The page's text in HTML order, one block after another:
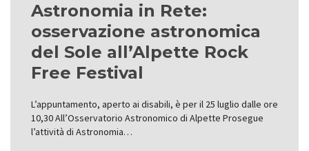
Astronomia in Rete:
osservazione astronomica
del Sole all’Alpette Rock
Free Festival
L’appuntamento, aperto ai disabili, è per il 25 luglio dalle ore
10,30 All’Osservatorio Astronomico di Alpette Prosegue
l’attività di Astronomia…